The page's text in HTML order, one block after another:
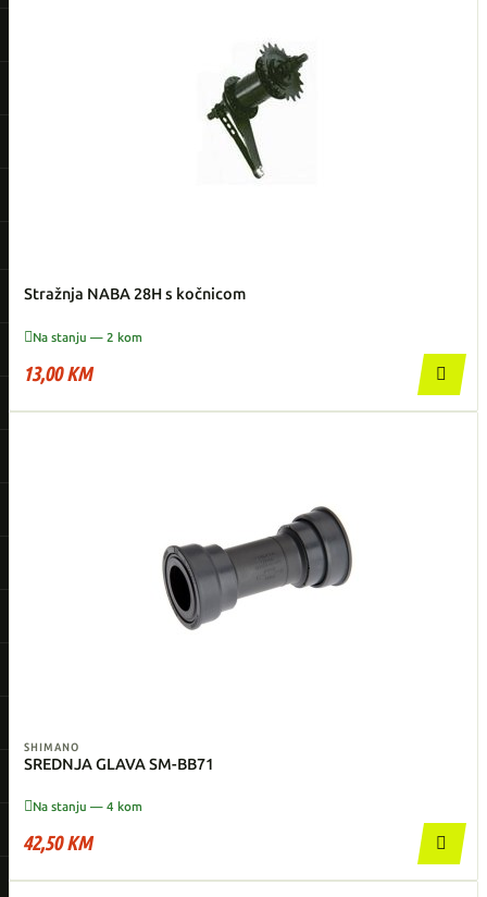
Stražnja NABA 28H s kočnicom
Na stanju — 2 kom
13,00 KM 
SHIMANO
SREDNJA GLAVA SM-BB71
Na stanju — 4 kom
42,50 KM 